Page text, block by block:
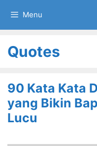
content
Menu
Quotes
90 Kata Kata
yang Bikin
Lucu